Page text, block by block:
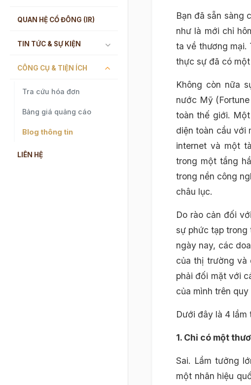
QUAN HỆ CỔ ĐÔNG (IR)
TIN TỨC & SỰ KIỆN
CÔNG CỤ & TIỆN ÍCH
Tra cứu hóa đơn
Bảng giá quảng cáo
Blog thông tin
LIÊN HỆ
Bạn đã sẵn sàng
như là mới chỉ
ta về thương mại.
thực sự đã có
Không còn nữa
nước Mỹ
toàn thế giới.
diện toàn cầu với
internet và một
trong một tầng
trong nền công
châu lục.
Do rào cản đối
sự phức tạp trong
ngày nay, các
của thị trường và
phải đối mặt với
của mình trên quy
Dưới đây là 4 lầm
1. Chỉ có một
Sai. Lầm tưởng
một nhãn hiệu